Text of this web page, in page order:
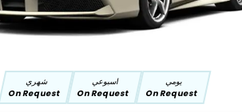
يومي
On Request
اسبوعي
On Request
شهري
On Request